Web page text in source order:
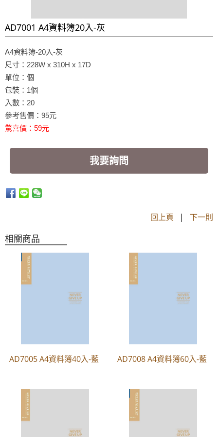
AD7001 A4資料簿20入-灰
A4資料簿-20入-灰
尺寸：228W x 310H x 17D
單位：個
包裝：1個
入數：20
參考售價：95元
驚喜價：59元
我要詢問
回上頁 | 下一則
相關商品
AD7005 A4資料簿40入-藍 AD7008 A4資料簿60入-藍